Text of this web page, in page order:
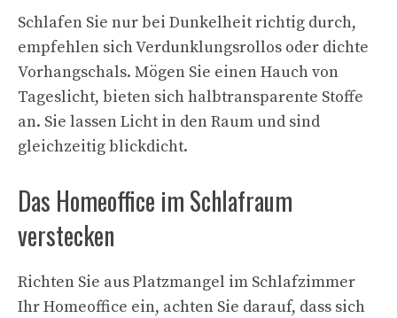
Schlafen Sie nur bei Dunkelheit richtig durch,
empfehlen sich Verdunklungsrollos oder dichte
Vorhangschals. Mögen Sie einen Hauch von
Tageslicht, bieten sich halbtransparente Stoffe
an. Sie lassen Licht in den Raum und sind
gleichzeitig blickdicht.
Das Homeoffice im Schlafraum
verstecken
Richten Sie aus Platzmangel im Schlafzimmer
Ihr Homeoffice ein, achten Sie darauf, dass sich